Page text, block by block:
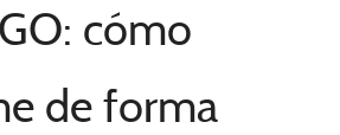
cómo
de forma